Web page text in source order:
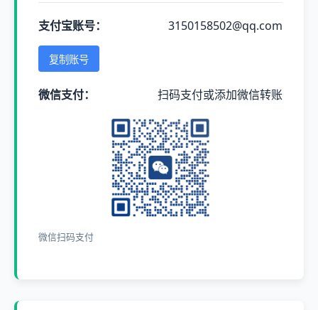
支付宝账号： 3150158502@qq.com
复制账号
微信支付： 扫码支付或添加微信转账
微信扫码支付